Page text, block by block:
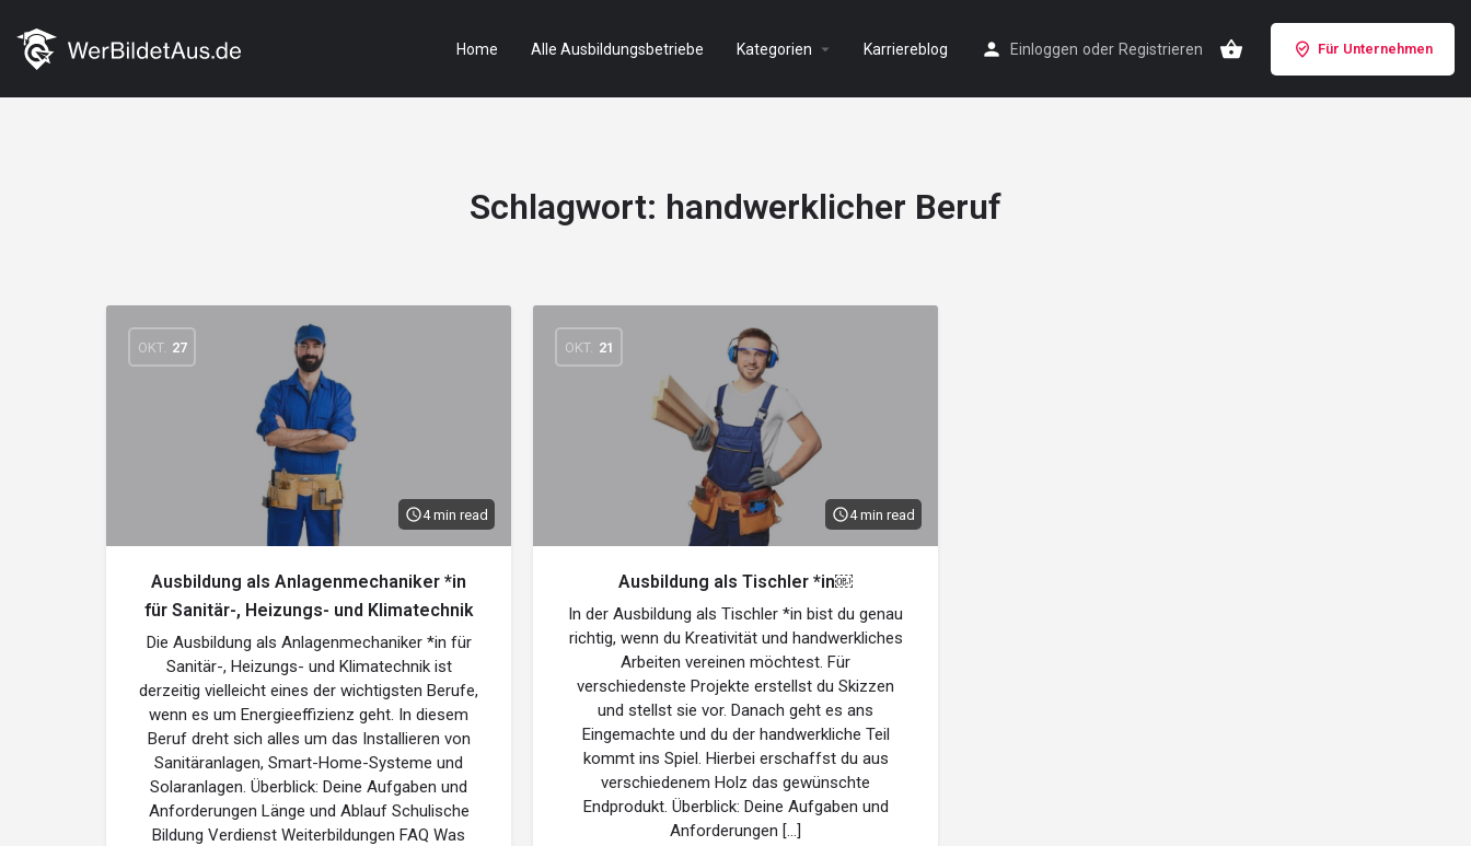
Home Alle Ausbildungsbetriebe Kategorien Karriereblog Einloggen oder Registrieren Für Unternehmen
Schlagwort: handwerklicher Beruf
OKT. 27
4 min read
Ausbildung als Anlagenmechaniker *in
für Sanitär-, Heizungs- und Klimatechnik
Die Ausbildung als Anlagenmechaniker *in für
Sanitär-, Heizungs- und Klimatechnik ist
derzeitig vielleicht eines der wichtigsten Berufe,
wenn es um Energieeffizienz geht. In diesem
Beruf dreht sich alles um das Installieren von
Sanitäranlagen, Smart-Home-Systeme und
Solaranlagen. Überblick: Deine Aufgaben und
Anforderungen Länge und Ablauf Schulische
Bildung Verdienst Weiterbildungen FAQ Was
OKT. 21
4 min read
Ausbildung als Tischler *in￼
In der Ausbildung als Tischler *in bist du genau
richtig, wenn du Kreativität und handwerkliches
Arbeiten vereinen möchtest. Für
verschiedenste Projekte erstellst du Skizzen
und stellst sie vor. Danach geht es ans
Eingemachte und du der handwerkliche Teil
kommt ins Spiel. Hierbei erschaffst du aus
verschiedenem Holz das gewünschte
Endprodukt. Überblick: Deine Aufgaben und
Anforderungen […]